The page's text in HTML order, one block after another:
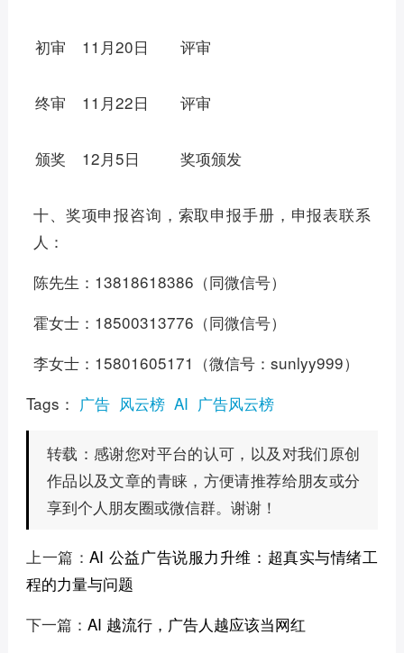
初审 11月20日 评审
终审 11月22日 评审
颁奖 12月5日 奖项颁发
十、奖项申报咨询，索取申报手册，申报表联系
人：
陈先生：13818618386（同微信号）
霍女士：18500313776（同微信号）
李女士：15801605171（微信号：sunlyy999）
Tags： 广告 风云榜 AI 广告风云榜
转载： 感谢您对平台的认可，以及对我们原创
作品以及文章的青睐，方便请推荐给朋友或分
享到个人朋友圈或微信群。谢谢！
上一篇：AI 公益广告说服力升维：超真实与情绪工
程的力量与问题
下一篇： AI 越流行，广告人越应该当网红